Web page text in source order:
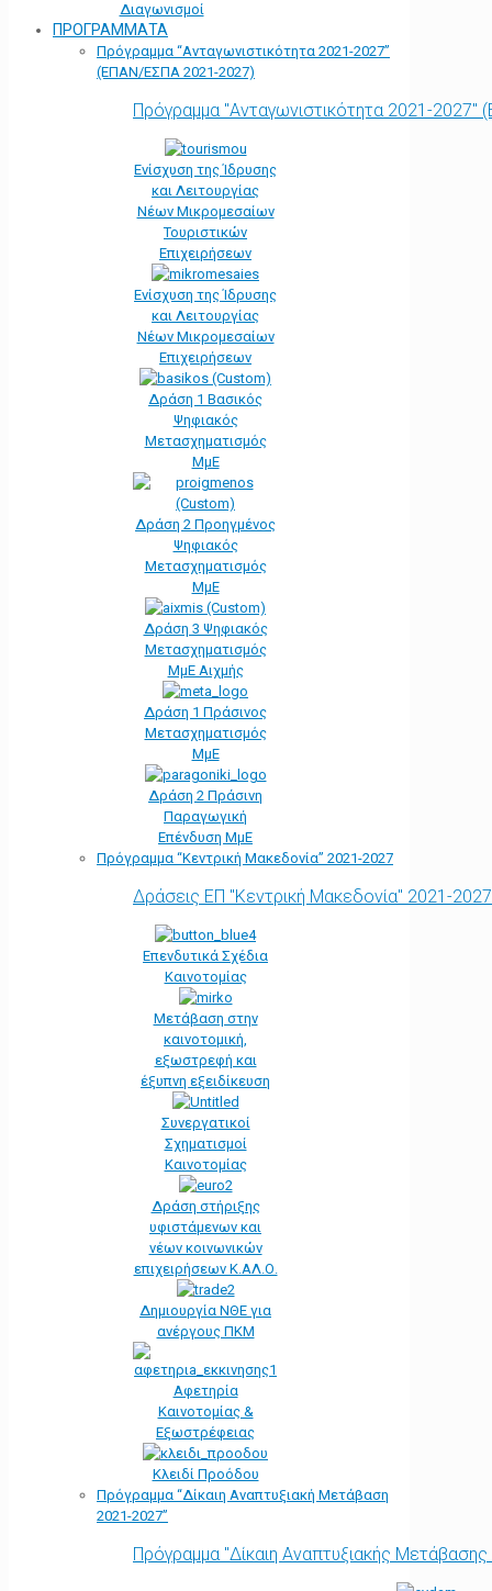
Διαγωνισμοί
ΠΡΟΓΡΑΜΜΑΤΑ
Πρόγραμμα “Ανταγωνιστικότητα 2021-2027”
(ΕΠΑΝ/ΕΣΠΑ 2021-2027)
Πρόγραμμα "Ανταγωνιστικότητα 2021-
Ενίσχυση της Ίδρυσης
και Λειτουργίας
Νέων Μικρομεσαίων
Τουριστικών
Επιχειρήσεων
Ενίσχυση της Ίδρυσης
και Λειτουργίας
Νέων Μικρομεσαίων
Επιχειρήσεων
Δράση 1 Βασικός
Ψηφιακός
Μετασχηματισμός
ΜμΕ
Δράση 2 Προηγμένος
Ψηφιακός
Μετασχηματισμός
ΜμΕ
Δράση 3 Ψηφιακός
Μετασχηματισμός
ΜμΕ Αιχμής
Δράση 1 Πράσινος
Μετασχηματισμός
ΜμΕ
Δράση 2 Πράσινη
Παραγωγική
Επένδυση ΜμΕ
Πρόγραμμα “Κεντρική Μακεδονία” 2021-2027
Δράσεις ΕΠ "Κεντρική Μακεδονία" 2021-2027
Επενδυτικά Σχέδια
Καινοτομίας
Μετάβαση στην
καινοτομική,
εξωστρεφή και
έξυπνη εξειδίκευση
Συνεργατικοί
Σχηματισμοί
Καινοτομίας
Δράση στήριξης
υφιστάμενων και
νέων κοινωνικών
επιχειρήσεων Κ.ΑΛ.Ο.
Δημιουργία ΝΘΕ για
ανέργους ΠΚΜ
Αφετηρία
Kαινοτομίας &
Εξωστρέφειας
Κλειδί Προόδου
Πρόγραμμα “Δίκαιη Αναπτυξιακή Μετάβαση
2021-2027”
Πρόγραμμα "Δίκαιη Αναπτυξιακής